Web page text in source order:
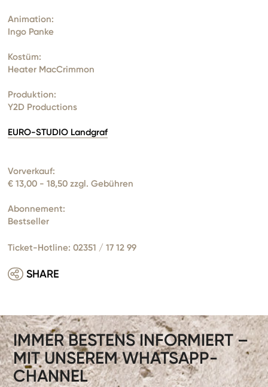
Animation:
Ingo Panke
Kostüm:
Heater MacCrimmon
Produktion:
Y2D Productions
EURO-STUDIO Landgraf
Vorverkauf:
€ 13,00 - 18,50 zzgl. Gebühren
Abonnement:
Bestseller
Ticket-Hotline: 02351 / 17 12 99
SHARE
IMMER BESTENS INFORMIERT –
MIT UNSEREM WHATSAPP-
CHANNEL